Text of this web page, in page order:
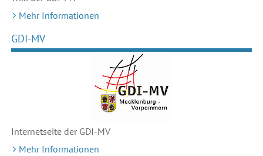
Mehr Informationen
GDI-MV
Internetseite der GDI-MV
Mehr Informationen